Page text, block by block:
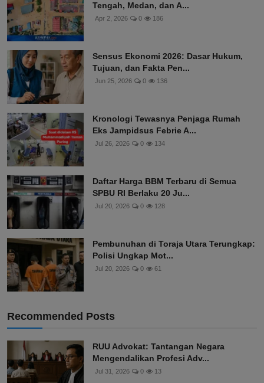
Tengah, Medan, dan A...
Apr 2, 2026 0 186
Sensus Ekonomi 2026: Dasar Hukum,
Tujuan, dan Fakta Pen...
Jun 25, 2026 0 136
Kronologi Tewasnya Penjaga Rumah
Eks Jampidsus Febrie A...
Jul 26, 2026 0 134
Daftar Harga BBM Terbaru di Semua
SPBU RI Berlaku 20 Ju...
Jul 20, 2026 0 128
Pembunuhan di Toraja Utara Terungkap:
Polisi Ungkap Mot...
Jul 20, 2026 0 61
Recommended Posts
RUU Advokat: Tantangan Negara
Mengendalikan Profesi Adv...
Jul 31, 2026 0 13